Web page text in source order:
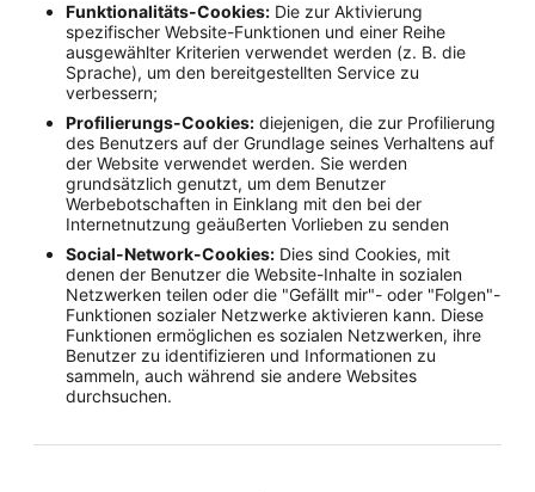
Funktionalitäts-Cookies: Die zur Aktivierung
spezifischer Website-Funktionen und einer Reihe
ausgewählter Kriterien verwendet werden (z. B. die
Sprache), um den bereitgestellten Service zu
verbessern;
Profilierungs-Cookies: diejenigen, die zur Profilierung
des Benutzers auf der Grundlage seines Verhaltens auf
der Website verwendet werden. Sie werden
grundsätzlich genutzt, um dem Benutzer
Werbebotschaften in Einklang mit den bei der
Internetnutzung geäußerten Vorlieben zu senden
Social-Network-Cookies: Dies sind Cookies, mit
denen der Benutzer die Website-Inhalte in sozialen
Netzwerken teilen oder die "Gefällt mir"- oder "Folgen"-
Funktionen sozialer Netzwerke aktivieren kann. Diese
Funktionen ermöglichen es sozialen Netzwerken, ihre
Benutzer zu identifizieren und Informationen zu
sammeln, auch während sie andere Websites
durchsuchen.